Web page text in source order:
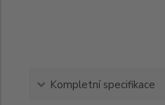
Kompletní specifikace